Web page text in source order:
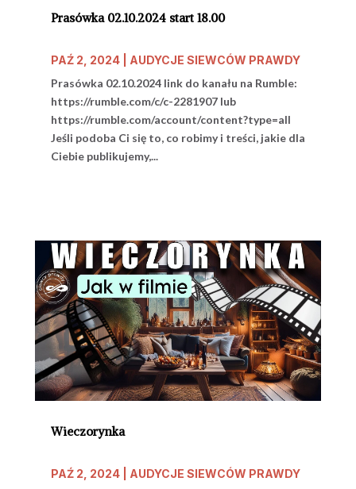
Prasówka 02.10.2024 start 18.00
PAŹ 2, 2024| AUDYCJE SIEWCÓW PRAWDY
Prasówka 02.10.2024 link do kanału na Rumble:
https://rumble.com/c/c-2281907 lub
https://rumble.com/account/content?type=all
Jeśli podoba Ci się to, co robimy i treści, jakie dla
Ciebie publikujemy,...
Wieczorynka
PAŹ 2, 2024| AUDYCJE SIEWCÓW PRAWDY